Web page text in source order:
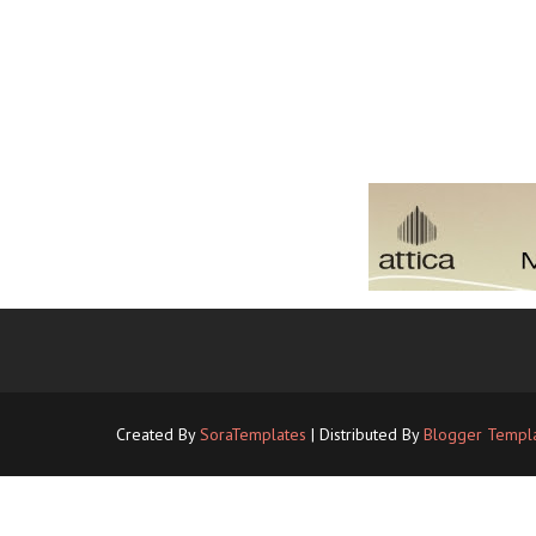
Created BySoraTemplates | Distributed ByBlogger